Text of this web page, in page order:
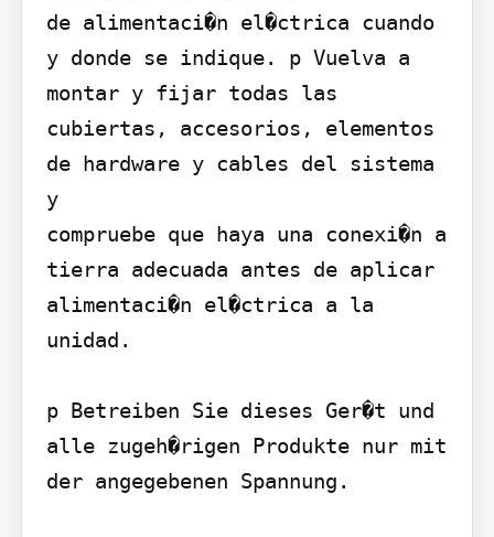
de alimentaci�n el�ctrica cuando
y donde se indique. p Vuelva a
montar y fijar todas las
cubiertas, accesorios, elementos
de hardware y cables del sistema
y
compruebe que haya una conexi�n a
tierra adecuada antes de aplicar
alimentaci�n el�ctrica a la
unidad.
p Betreiben Sie dieses Ger�t und
alle zugeh�rigen Produkte nur mit
der angegebenen Spannung.